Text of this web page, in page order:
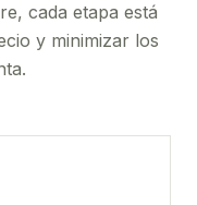
cada etapa está
y minimizar los